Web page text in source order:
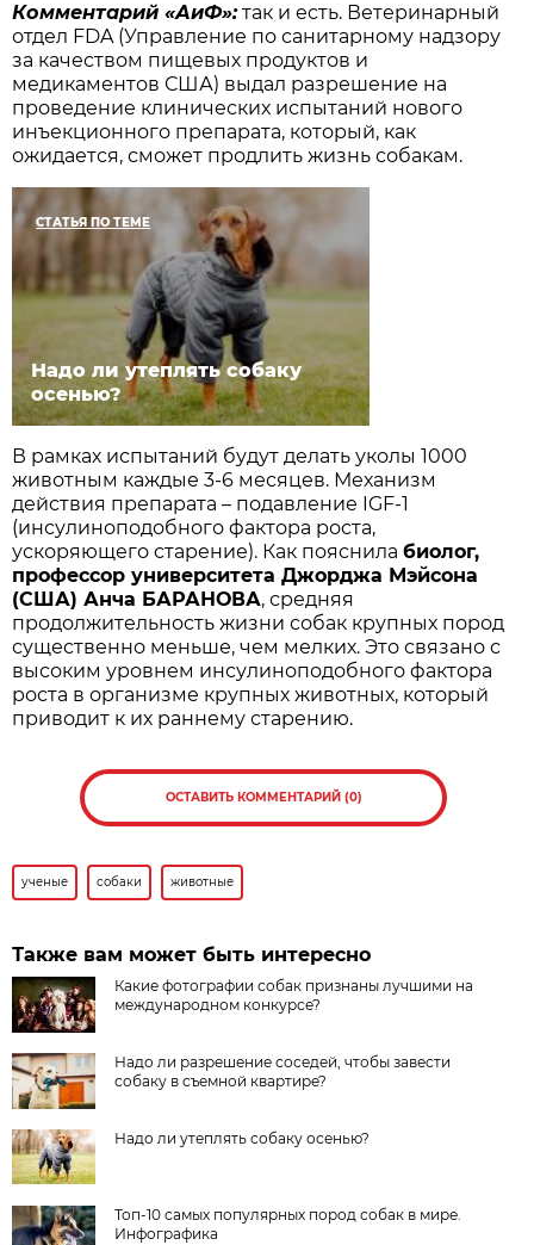
Комментарий «АиФ»:так и есть. Ветеринарный
отдел FDA (Управление по санитарному надзору
за качеством пищевых продуктов и
медикаментов США) выдал разрешение на
проведение клинических испытаний нового
инъекционного препарата, который, как
ожидается, сможет продлить жизнь собакам.
СТАТЬЯ ПО ТЕМЕ
Надо ли утеплять собаку
осенью?
В рамках испытаний будут делать уколы 1000
животным каждые 3-6 месяцев. Механизм
действия препарата – подавление IGF-1
(инсулиноподобного фактора роста,
ускоряющего старение). Как пояснилабиолог,
профессор университета Джорджа Мэйсона
(США) Анча БАРАНОВА, средняя
продолжительность жизни собак крупных пород
существенно меньше, чем мелких. Это связано с
высоким уровнем инсулиноподобного фактора
роста в организме крупных животных, который
приводит к их раннему старению.
ОСТАВИТЬ КОММЕНТАРИЙ (0)
ученые собаки животные
Также вам может быть интересно
Какие фотографии собак признаны лучшими на
международном конкурсе?
Надо ли разрешение соседей, чтобы завести
собаку в съемной квартире?
Надо ли утеплять собаку осенью?
Топ-10 самых популярных пород собак в мире.
Инфографика